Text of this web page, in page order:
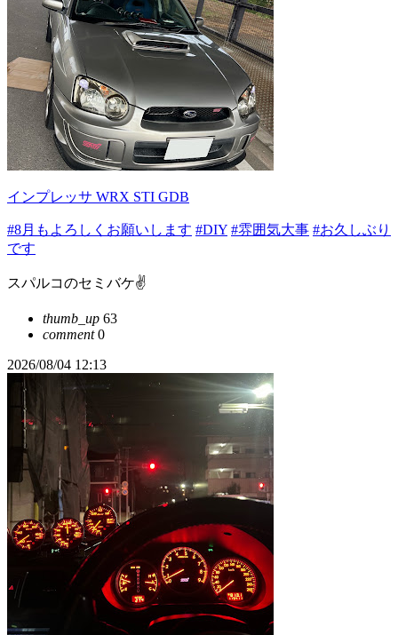
インプレッサ WRX STI GDB
#8月もよろしくお願いします #DIY #雰囲気大事 #お久しぶり
です
スパルコのセミバケ✌️
thumb_up 63
comment0
2026/08/04 12:13